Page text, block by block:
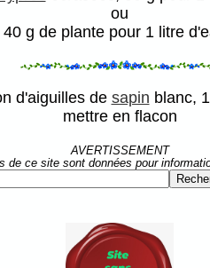
ou
40 g de plante pour 1 litre
d'aiguilles de sapin blanc,
mettre en flacon
AVERTISSEMENT
de ce site sont données pour